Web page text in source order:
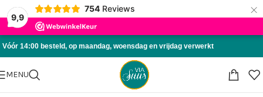
9,9
754 Reviews ×
Skip to navigation
Skip to main content
Vóór 14:00 besteld, op maandag, woensdag en vrijdag verwerkt
MENU